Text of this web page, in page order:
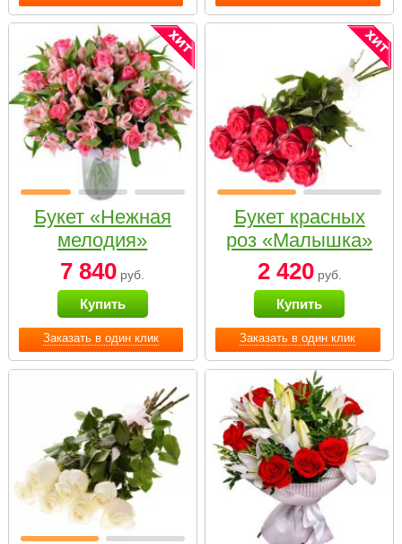
Заказать в один клик
Букет «Нежная
мелодия»
7 840 руб.
Купить
Заказать в один клик
Букет красных
роз «Малышка»
2 420руб.
Купить